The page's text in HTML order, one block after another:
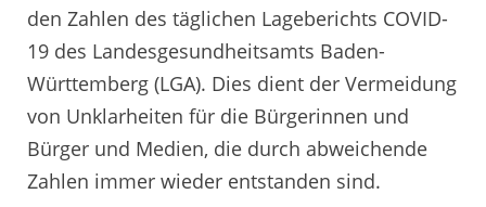
den Zahlen des täglichen Lageberichts COVID-
19 des Landesgesundheitsamts Baden-
Württemberg (LGA). Dies dient der Vermeidung
von Unklarheiten für die Bürgerinnen und
Bürger und Medien, die durch abweichende
Zahlen immer wieder entstanden sind.